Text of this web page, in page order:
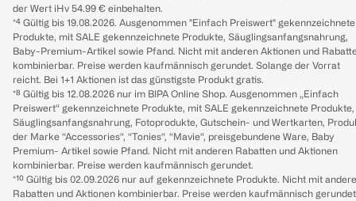
der Wert iHv 54.99 € einbehalten.
*⁴ Gültig bis 19.08.2026. Ausgenommen "Einfach Preiswert" gekennzeichnete
Produkte, mit SALE gekennzeichnete Produkte, Säuglingsanfangsnahrung,
Baby-Premium-Artikel sowie Pfand. Nicht mit anderen Aktionen und
kombinierbar. Preise werden kaufmännisch gerundet. Solange der Vorrat
reicht. Bei 1+1 Aktionen ist das günstigste Produkt gratis.
*⁸ Gültig bis 12.08.2026 nur im BIPA Online Shop. Ausgenommen „Einfach
Preiswert“ gekennzeichnete Produkte, mit SALE gekennzeichnete Produkte,
Säuglingsanfangsnahrung, Fotoprodukte, Gutschein- und Wertkarten,
der Marke “Accessories“, “Tonies“, “Mavie“, preisgebundene Ware, Baby
Premium- Artikel sowie Pfand. Nicht mit anderen Rabatten und Aktionen
kombinierbar. Preise werden kaufmännisch gerundet.
*¹⁰ Gültig bis 02.09.2026 nur auf gekennzeichnete Produkte. Nicht mit
Rabatten und Aktionen kombinierbar. Preise werden kaufmännisch